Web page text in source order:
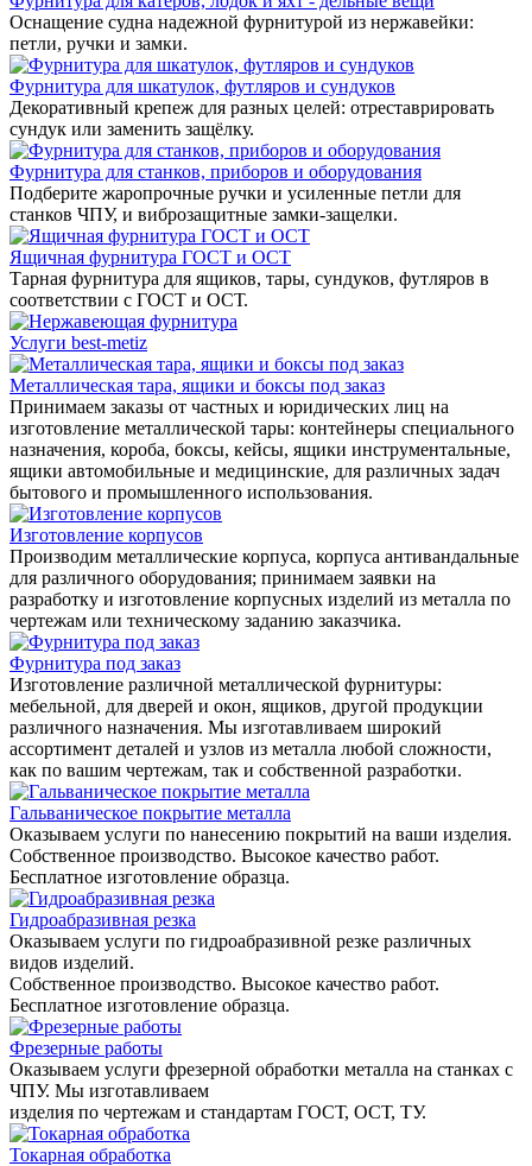
Оснащение судна надежной фурнитурой из нержавейки:
петли, ручки и замки.
Фурнитура для шкатулок, футляров и сундуков
Декоративный крепеж для разных целей: отреставрировать
сундук или заменить защёлку.
Фурнитура для станков, приборов и оборудования
Подберите жаропрочные ручки и усиленные петли для
станков ЧПУ, и виброзащитные замки-защелки.
Ящичная фурнитура ГОСТ и ОСТ
Тарная фурнитура для ящиков, тары, сундуков, футляров в
соответствии с ГОСТ и ОСТ.
Услуги best-metiz
Металлическая тара, ящики и боксы под заказ
Принимаем заказы от частных и юридических лиц на
изготовление металлической тары: контейнеры специального
назначения, короба, боксы, кейсы, ящики инструментальные,
ящики автомобильные и медицинские, для различных задач
бытового и промышленного использования.
Изготовление корпусов
Производим металлические корпуса, корпуса антивандальные
для различного оборудования; принимаем заявки на
разработку и изготовление корпусных изделий из металла по
чертежам или техническому заданию заказчика.
Фурнитура под заказ
Изготовление различной металлической фурнитуры:
мебельной, для дверей и окон, ящиков, другой продукции
различного назначения. Мы изготавливаем широкий
ассортимент деталей и узлов из металла любой сложности,
как по вашим чертежам, так и собственной разработки.
Гальваническое покрытие металла
Оказываем услуги по нанесению покрытий на ваши изделия.
Собственное производство. Высокое качество работ.
Бесплатное изготовление образца.
Гидроабразивная резка
Оказываем услуги по гидроабразивной резке различных
видов изделий.
Собственное производство. Высокое качество работ.
Бесплатное изготовление образца.
Фрезерные работы
Оказываем услуги фрезерной обработки металла на станках с
ЧПУ. Мы изготавливаем
изделия по чертежам и стандартам ГОСТ, ОСТ, ТУ.
Токарная обработка